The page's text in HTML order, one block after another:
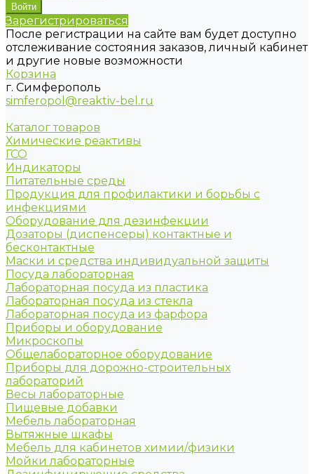
Зарегистрироваться
После регистрации на сайте вам будет доступно
отслеживание состояния заказов, личный кабинет
и другие новые возможности
Корзина
г. Симферополь
simferopol@reaktiv-bel.ru
Каталог товаров
Химические реактивы
ГСО
Индикаторы
Питательные среды
Продукция для профилактики и борьбы с
инфекциями
Оборудование для дезинфекции
Дозаторы (диспенсеры) контактные и
бесконтактные
Маски и средства индивидуальной защиты
Посуда лабораторная
Лабораторная посуда из пластика
Лабораторная посуда из стекла
Лабораторная посуда из фарфора
Приборы и оборудование
Микроскопы
Общелабораторное оборудование
Приборы для дорожно-строительных
лабораторий
Весы лабораторные
Пищевые добавки
Мебель лабораторная
Вытяжные шкафы
Мебель для кабинетов химии/физики
Мойки лабораторные